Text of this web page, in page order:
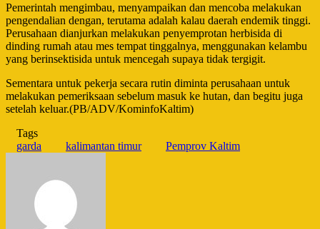
Pemerintah mengimbau, menyampaikan dan mencoba melakukan
pengendalian dengan, terutama adalah kalau daerah endemik tinggi.
Perusahaan dianjurkan melakukan penyemprotan herbisida di
dinding rumah atau mes tempat tinggalnya, menggunakan kelambu
yang berinsektisida untuk mencegah supaya tidak tergigit.
Sementara untuk pekerja secara rutin diminta perusahaan untuk
melakukan pemeriksaan sebelum masuk ke hutan, dan begitu juga
setelah keluar.(PB/ADV/KominfoKaltim)
Tags
garda
kalimantan timur Pemprov Kaltim